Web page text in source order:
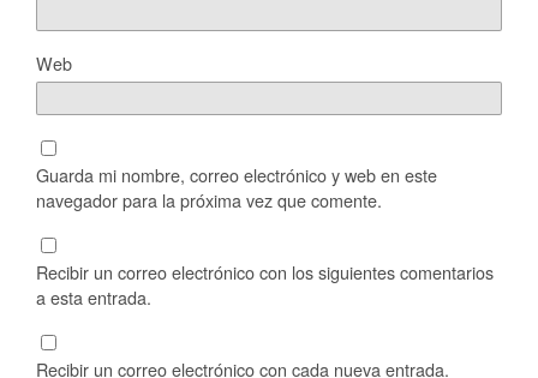
Web
Guarda mi nombre, correo electrónico y web en este
navegador para la próxima vez que comente.
Recibir un correo electrónico con los siguientes comentarios
a esta entrada.
Recibir un correo electrónico con cada nueva entrada.